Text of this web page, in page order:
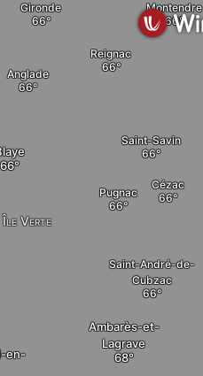
Île Verte
Saint-André-de-
Cubzac
Pugnac
Ambarès-et-
Lagrave
en-
Gironde Montendre
Saint-Savin
Anglade
Reignac
Cézac